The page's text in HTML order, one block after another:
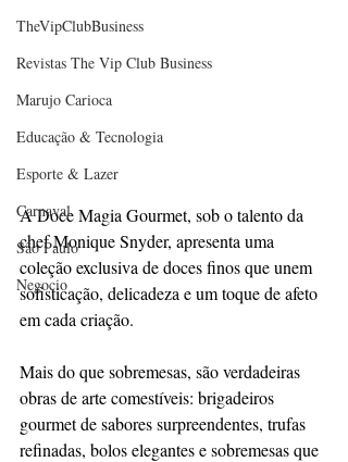
TheVipClubBusiness
Revistas The Vip Club Business
Marujo Carioca
Educação & Tecnologia
Esporte & Lazer
Carnaval
São Paulo
Negocio
A Doce Magia Gourmet, sob o talento da
chef Monique Snyder, apresenta uma
coleção exclusiva de doces finos que unem
sofisticação, delicadeza e um toque de afeto
em cada criação.
Mais do que sobremesas, são verdadeiras
obras de arte comestíveis: brigadeiros
gourmet de sabores surpreendentes, trufas
refinadas, bolos elegantes e sobremesas que